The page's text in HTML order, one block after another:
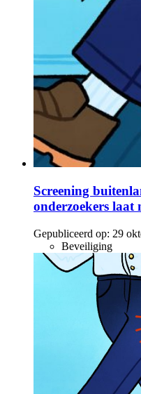
Screening
onderzoekers laat
Gepubliceerd op: 29
Beveiliging